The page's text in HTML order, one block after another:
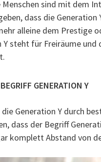
Menschen sind mit dem
dass die
alleine dem Prestige
Y steht für Freiräume und
GENERATION Y
die Generation Y durch
dass der Begriff
komplett Abstand von